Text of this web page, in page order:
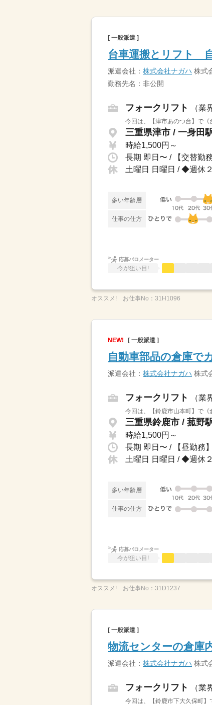
[ 一般派遣 ]
台車運搬とリフト
派遣会社： 株式会社ナガハ 株式
勤務先名：非公開
フォークリフト （業
今回は、【津市あのつ台】で
三重県津市 / 一身田
時給1,500円～
土曜日 日曜日 / ◆週休
多い年齢層
仕事の仕方
応募バロメーター
今が狙い目!
オススメ! お仕事No： 31H1096
NEW! [ 一般派遣 ]
自動車部品の倉庫で
派遣会社： 株式会社ナガハ 株式
フォークリフト （業
今回は、【鈴鹿市山本町】で
三重県鈴鹿市 / 菰野
時給1,500円～
土曜日 日曜日 / ◆週休
多い年齢層
仕事の仕方
応募バロメーター
今が狙い目!
オススメ! お仕事No： 31D1237
[ 一般派遣 ]
物流センターの倉庫
派遣会社： 株式会社ナガハ 株式
フォークリフト （業
今回は、【鈴鹿市下大久保町